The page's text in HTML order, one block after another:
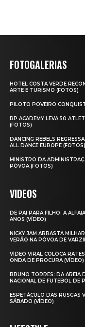
FOTOGALERIAS
HOTEL COSTA VERDE
ARTE E TURISMO (FOTOS)
PILOTO POVEIRO
RP ACADEMY LEVA 50
(FOTOS)
DANCING REBELS
ALL DANCE EUROPE (FOTOS)
MINISTRO DA
PÓVOA (FOTOS)
VIDEOS
DE PAI PARA FILHO: A
ANOS (VÍDEO)
NICKY JAM ARRASTA
VERÃO NA PÓVOA DE
VÍDEO VIRAL COLOCA
ONDA DE PROCURA (VÍDEO)
BRUNO TORRES: DA AREIA
NACIONAL DE FUTEBOL DE
ESPETÁCULO DAS RUSGAS
SÁBADO (VÍDEO)